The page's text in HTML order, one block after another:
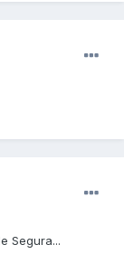
Segura...